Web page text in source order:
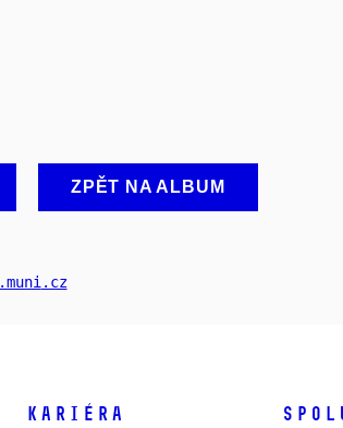
ZPĚT NA ALBUM
.muni .cz
KARIÉRA